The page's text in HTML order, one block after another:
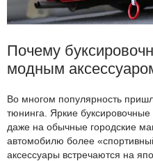
Почему
модным
Во многом популярность
тюнинга. Яркие буксировочные
даже на обычные городские
автомобилю более
аксессуары встречаются на